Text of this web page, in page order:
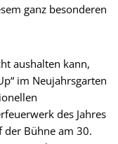
ganz besonderen
aushalten kann,
im Neujahrsgarten
des Jahres
der Bühne am 30.